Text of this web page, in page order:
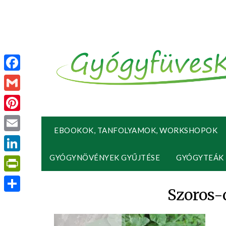
EBOOKOK, TANFOLYAMOK, WORKSHOPOK
GYÓGYNÖVÉNYEK GYŰJTÉSE GYÓGYTEÁK
Facebook
Gmail
Pinterest
Email
LinkedIn
PrintFriendly